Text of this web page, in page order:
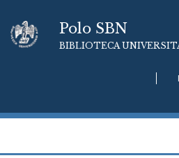
Polo SBN
BIBLIOTECA